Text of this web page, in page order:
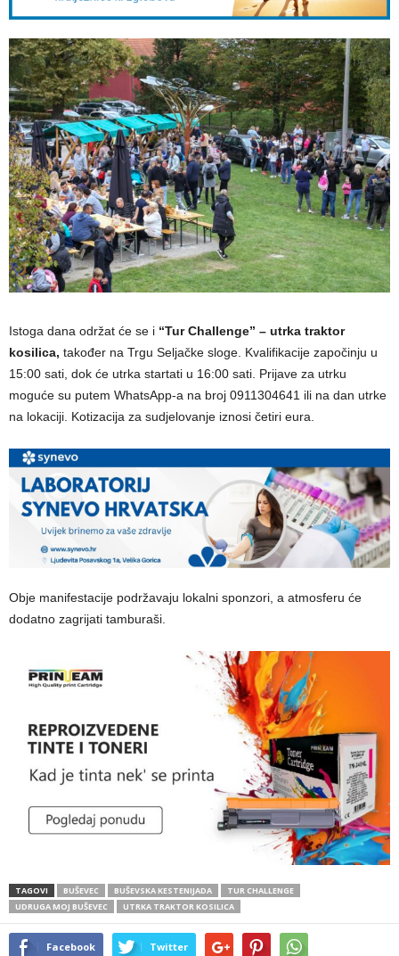
Istoga dana održat će se i “Tur Challenge” – utrka traktor
kosilica, također na Trgu Seljačke sloge. Kvalifikacije započinju u
15:00 sati, dok će utrka startati u 16:00 sati. Prijave za utrku
moguće su putem WhatsApp-a na broj 0911304641 ili na dan utrke
na lokaciji. Kotizacija za sudjelovanje iznosi četiri eura.
Obje manifestacije podržavaju lokalni sponzori, a atmosferu će
dodatno zagrijati tamburaši.
TAGOVI BUŠEVEC BUŠEVSKA KESTENIJADA
TUR CHALLENGE
UDRUGA MOJ BUŠEVEC
UTRKA TRAKTOR KOSILICA
Facebook Twitter